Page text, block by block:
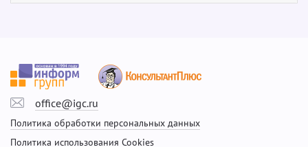
office@igc.ru
Политика обработки персональных данных
Политика использования Cookies